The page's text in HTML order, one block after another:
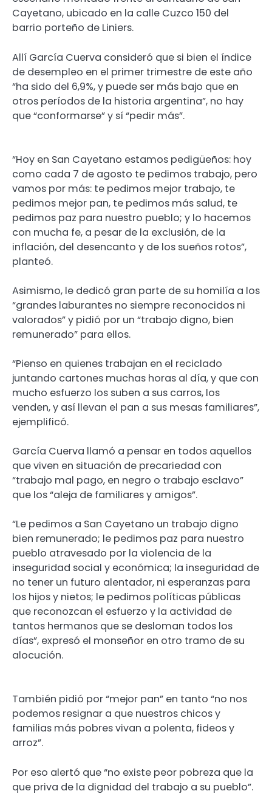
Cayetano, ubicado en la calle Cuzco 150 del
barrio porteño de Liniers.
Allí García Cuerva consideró que si bien el índice
de desempleo en el primer trimestre de este año
“ha sido del 6,9%, y puede ser más bajo que en
otros períodos de la historia argentina”, no hay
que “conformarse” y sí “pedir más”.
“Hoy en San Cayetano estamos pedigüeños: hoy
como cada 7 de agosto te pedimos trabajo, pero
vamos por más: te pedimos mejor trabajo, te
pedimos mejor pan, te pedimos más salud, te
pedimos paz para nuestro pueblo; y lo hacemos
con mucha fe, a pesar de la exclusión, de la
inflación, del desencanto y de los sueños rotos”,
planteó.
Asimismo, le dedicó gran parte de su homilía a los
“grandes laburantes no siempre reconocidos ni
valorados” y pidió por un “trabajo digno, bien
remunerado” para ellos.
“Pienso en quienes trabajan en el reciclado
juntando cartones muchas horas al día, y que con
mucho esfuerzo los suben a sus carros, los
venden, y así llevan el pan a sus mesas familiares”,
ejemplificó.
García Cuerva llamó a pensar en todos aquellos
que viven en situación de precariedad con
“trabajo mal pago, en negro o trabajo esclavo”
que los “aleja de familiares y amigos”.
“Le pedimos a San Cayetano un trabajo digno
bien remunerado; le pedimos paz para nuestro
pueblo atravesado por la violencia de la
inseguridad social y económica; la inseguridad de
no tener un futuro alentador, ni esperanzas para
los hijos y nietos; le pedimos políticas públicas
que reconozcan el esfuerzo y la actividad de
tantos hermanos que se desloman todos los
días”, expresó el monseñor en otro tramo de su
alocución.
También pidió por “mejor pan” en tanto “no nos
podemos resignar a que nuestros chicos y
familias más pobres vivan a polenta, fideos y
arroz”.
Por eso alertó que “no existe peor pobreza que la
que priva de la dignidad del trabajo a su pueblo”.